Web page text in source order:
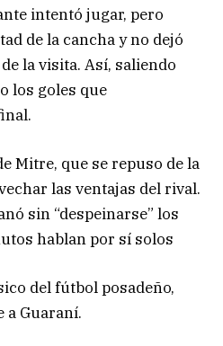
intentó jugar, pero
de la cancha y no dejó
la visita. Así, saliendo
los goles que
Mitre, que se repuso de la
las ventajas del rival.
sin “despeinarse” los
hablan por sí solos
del fútbol posadeño,
a Guaraní.